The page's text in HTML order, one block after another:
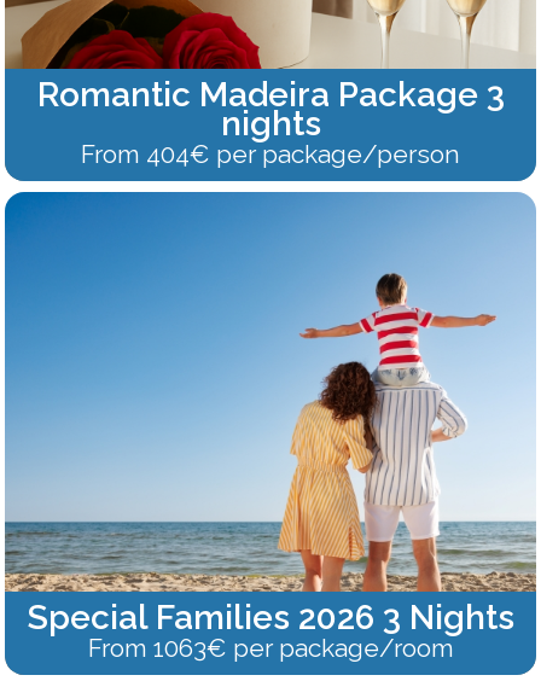
Romantic Madeira Package 3
nights
From 404€ per package/person
Special Families 2026 3 Nights
From 1063€ per package/room